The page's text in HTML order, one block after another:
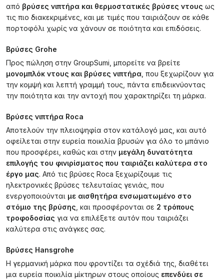
από βρύσες νιπτήρα και θερμοστατικές βρύσες ντους ως
τις πιο διακεκριμένες, και με τιμές που ταιριάζουν σε κάθε
πορτοφόλι χωρίς να χάνουν σε ποιότητα και επιδόσεις.
Βρύσες Grohe
Προς πώληση στην GroupSumi, μπορείτε να βρείτε
μονομπλόκ ντους και βρύσες νιπτήρα , που ξεχωρίζουν για
την κομψή και λεπτή γραμμή τους, πάντα επιδεικνύοντας
την ποιότητα και την αντοχή που χαρακτηρίζει τη μάρκα.
Βρύσες νιπτήρα Roca
Αποτελούν την πλειοψηφία στον κατάλογό μας, και αυτό
οφείλεται στην ευρεία ποικιλία βρυσών για όλο το μπάνιο
που προσφέρει, καθώς και στην μεγάλη δυνατότητα
επιλογής του φινιρίσματος που ταιριάζει καλύτερα στο
έργο μας. Από τις βρύσες Roca ξεχωρίζουμε τις
ηλεκτρονικές βρύσες τελευταίας γενιάς, που
ενεργοποιούνται με αισθητήρα ενσωματωμένο στο
στόμιο της βρύσης , και προσφέρονται σε 2 τρόπους
τροφοδοσίας για να επιλέξετε αυτόν που ταιριάζει
καλύτερα στις ανάγκες σας.
Βρύσες Hansgrohe
Η γερμανική μάρκα που φροντίζει τα σχέδιά της, διαθέτει
μια ευρεία ποικιλία μίκτηρων στους οποίους επενδύει σε